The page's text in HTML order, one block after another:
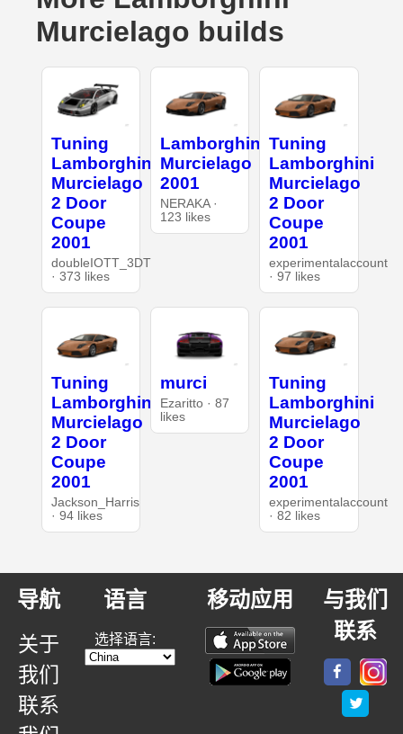
Murcielago builds
Tuning
Lamborghini
Murcielago
2 Door
Coupe
2001
doubleIOTT_3DT
· 373 likes
Lamborghini
Murcielago
2001
NERAKA ·
123 likes
Tuning
Lamborghini
Murcielago
2 Door
Coupe
2001
experimentalaccount
· 97 likes
Tuning
Lamborghini
Murcielago
2 Door
Coupe
2001
Jackson_Harris
· 94 likes
murci
Ezaritto · 87
likes
Tuning
Lamborghini
Murcielago
2 Door
Coupe
2001
experimentalaccount
· 82 likes
导航
关于
我们
联系
语言
选择语言:
移动应用
与我们
联系